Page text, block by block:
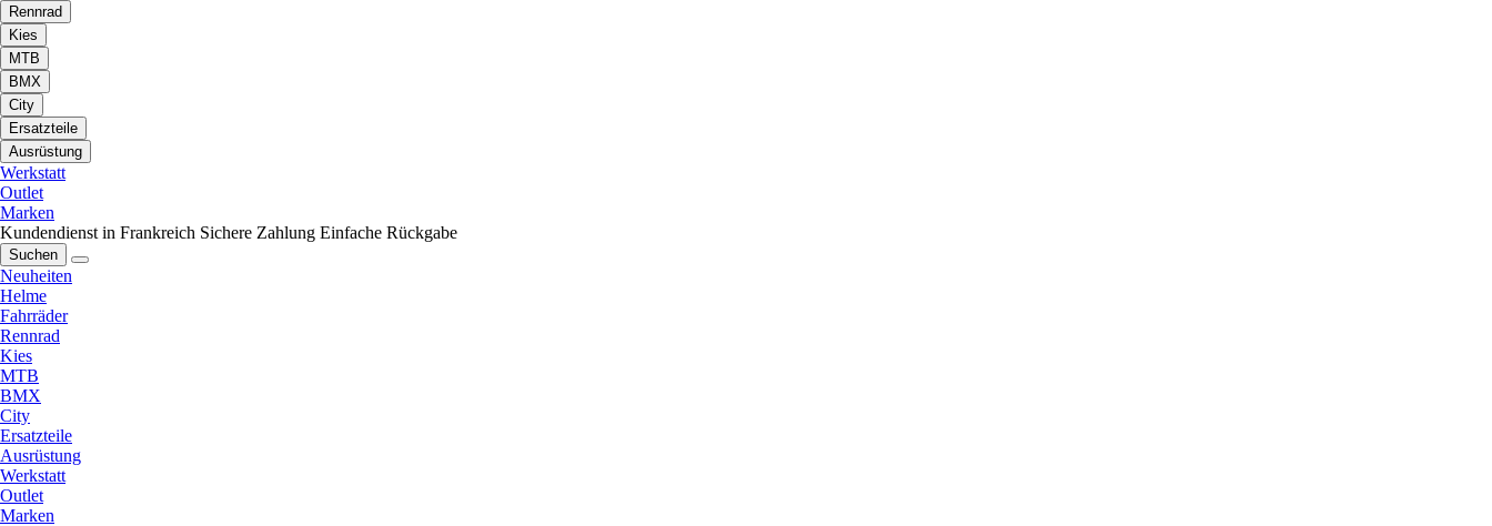
Rennrad
Kies
MTB
BMX
City
Ersatzteile
Ausrüstung
Werkstatt
Outlet
Marken
Kundendienst in Frankreich Sichere Zahlung Einfache Rückgabe
Suchen
Neuheiten
Helme
Fahrräder
Rennrad
Kies
MTB
BMX
City
Ersatzteile
Ausrüstung
Werkstatt
Outlet
Marken